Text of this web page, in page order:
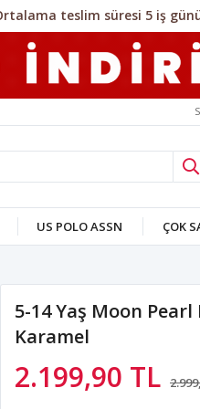
US POLO ASSN ÇOK
5-14 Yaş Moon
Karamel
2.199,90 TL